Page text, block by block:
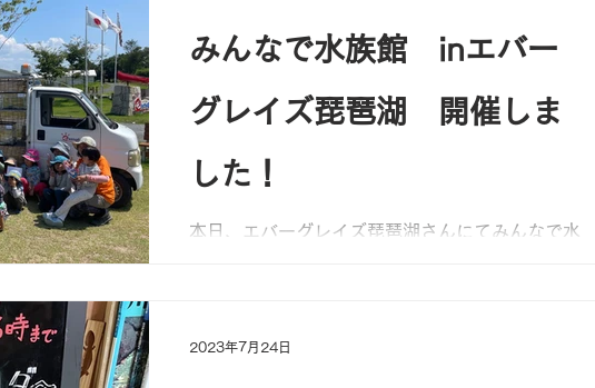
みんなで水族館 inエバー
グレイズ琵琶湖 開催しま
した！
本日、エバーグレイズ琵琶湖さんにてみんなで水
ビ。。。。 たくさんの種類が見れましたよ！ 網
2023年7月24日